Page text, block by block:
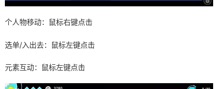
个人物移动：鼠标右键点击
选单/入出去：鼠标左键点击
元素互动：鼠标左键点击